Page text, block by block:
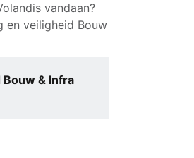
vandaan?
en veiligheid Bouw
& Infra